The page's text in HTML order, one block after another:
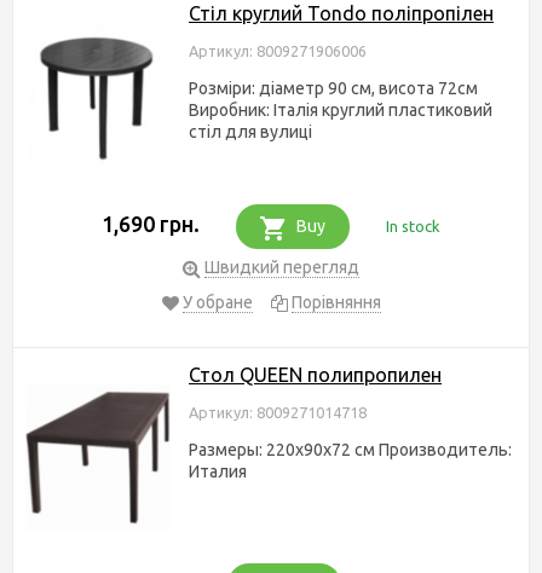
Стіл круглий Tondo поліпропілен
Артикул: 8009271906006
Розміри: діаметр 90 см, висота 72см
Виробник: Італія круглий пластиковий
стіл для вулиці
1,690 грн. Buy In stock
Швидкий перегляд
У обране
Порівняння
Стол QUEEN полипропилен
Артикул: 8009271014718
Размеры: 220х90х72 см Производитель:
Италия